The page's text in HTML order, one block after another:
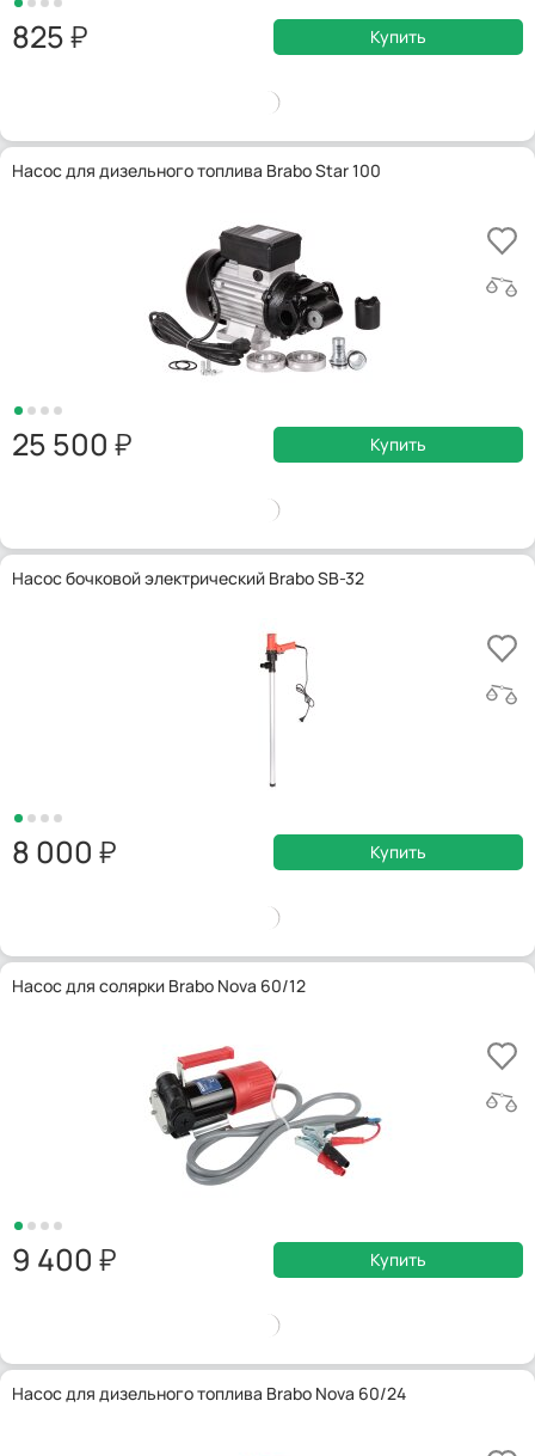
825 Купить
Насос для дизельного топлива Brabo Star 100
25 500 Купить
Насос бочковой электрический Brabo SB-32
8 000 Купить
Насос для солярки Brabo Nova 60/12
9 400 Купить
Насос для дизельного топлива Brabo Nova 60/24